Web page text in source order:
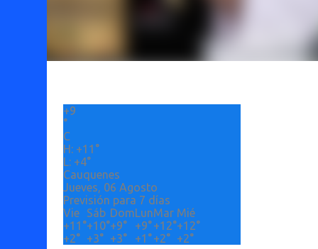
+9
°
C
H: +11°
L: +4°
Cauquenes
Jueves, 06 Agosto
Previsión para 7 días
Vie
Sáb DomLunMar Mié
+11°+10°+9° +9°+12°+12°
+2° +3° +3° +1°+2° +2°